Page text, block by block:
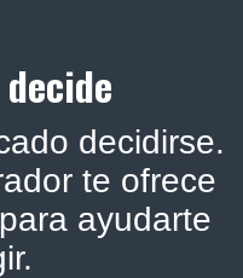
decidirse.
te ofrece
ayudarte